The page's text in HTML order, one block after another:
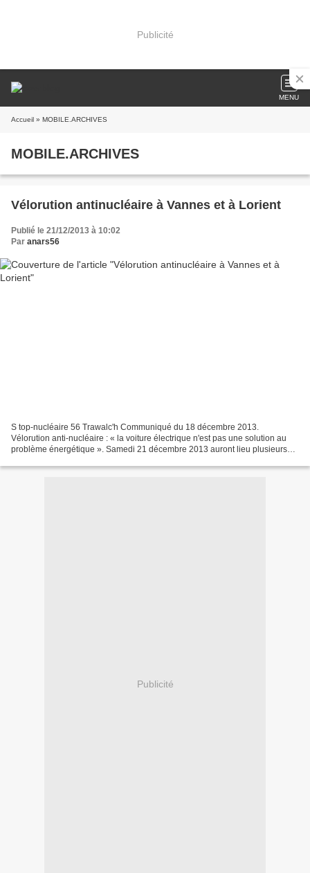
Publicité
MENU
Accueil » MOBILE.ARCHIVES
MOBILE.ARCHIVES
Vélorution antinucléaire à Vannes et à Lorient
Publié le 21/12/2013 à 10:02
Par anars56
S top-nucléaire 56 Trawalc'h Communiqué du 18 décembre 2013.
Vélorution anti-nucléaire : « la voiture électrique n'est pas une solution au
problème énergétique ». Samedi 21 décembre 2013 auront lieu plusieurs
Publicité